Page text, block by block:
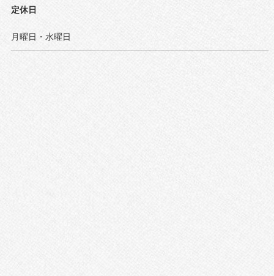
定休日
月曜日・水曜日